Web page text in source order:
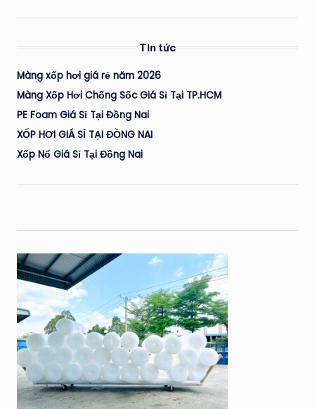
Tin tức
Màng xốp hơi giá rẻ năm 2026
Màng Xốp Hơi Chống Sốc Giá Sỉ Tại TP.HCM
PE Foam Giá Sỉ Tại Đồng Nai
XỐP HƠI GIÁ SỈ TẠI ĐỒNG NAI
Xốp Nổ Giá Sỉ Tại Đồng Nai